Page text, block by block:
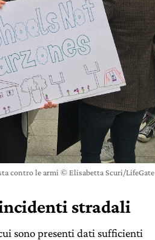
contro le armi © Elisabetta Scuri/LifeGate
stradali
sono presenti dati sufficienti